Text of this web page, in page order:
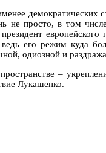
демократических
не просто, в том
европейского
его режим куда
одиозной и
–
Лукашенко.